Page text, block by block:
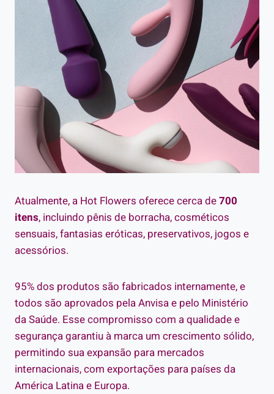
Atualmente, a Hot Flowers oferece cerca de700
itens, incluindo pênis de borracha, cosméticos
sensuais, fantasias eróticas, preservativos, jogos e
acessórios.
95% dos produtos são fabricados internamente, e
todos são aprovados pela Anvisa e pelo Ministério
da Saúde. Esse compromisso com a qualidade e
segurança garantiu à marca um crescimento sólido,
permitindo sua expansão para mercados
internacionais, com exportações para países da
América Latina e Europa.